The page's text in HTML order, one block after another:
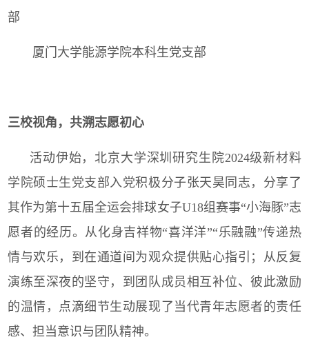
部
厦门大学能源学院本科生党支部
三校视角，共溯志愿初心
活动伊始，北京大学深圳研究生院2024级新材料
学院硕士生党支部入党积极分子张天昊同志，分享了
其作为第十五届全运会排球女子U18组赛事“小海豚”志
愿者的经历。从化身吉祥物“喜洋洋”“乐融融”传递热
情与欢乐，到在通道间为观众提供贴心指引；从反复
演练至深夜的坚守，到团队成员相互补位、彼此激励
的温情，点滴细节生动展现了当代青年志愿者的责任
感、担当意识与团队精神。